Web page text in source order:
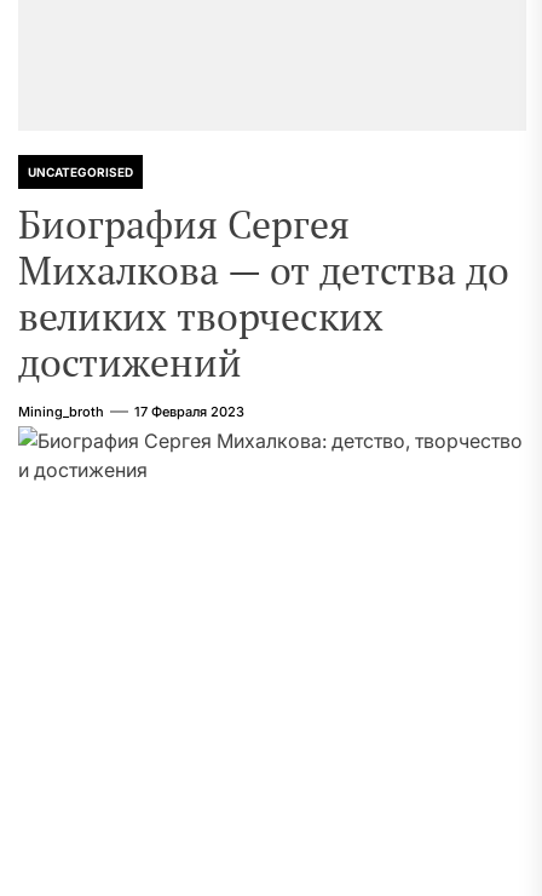
UNCATEGORISED
Биография Сергея
Михалкова — от детства до
великих творческих
достижений
Mining_broth 17 Февраля 2023